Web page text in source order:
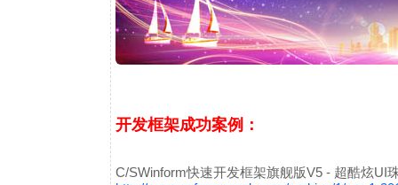
开发框架成功案例：
C/SWinform快速开发框架旗舰版V5 - 超酷炫UI